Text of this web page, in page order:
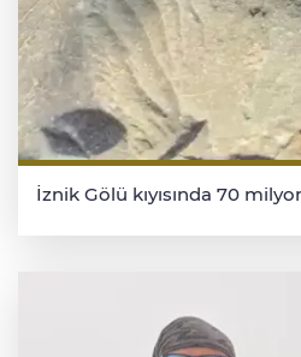
İznik Gölü kıyısında 70